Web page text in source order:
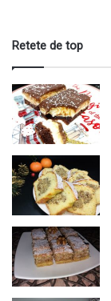
Retete de top